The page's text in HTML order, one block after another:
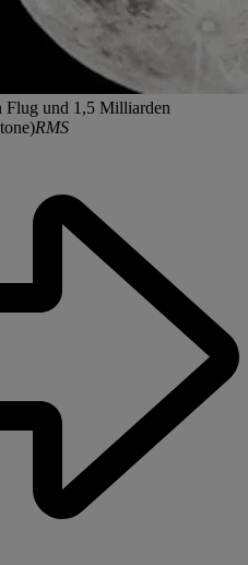
Flug und 1,5 Milliarden
RMS